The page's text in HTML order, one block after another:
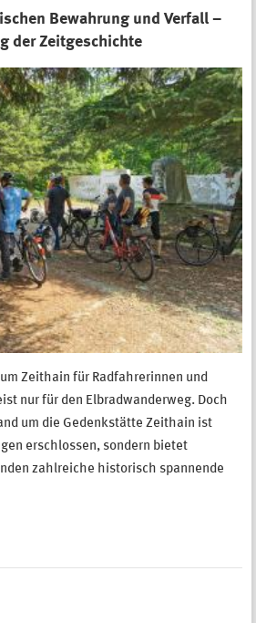
Bewahrung und Verfall –
der Zeitgeschichte
Zeithain für Radfahrerinnen und
nur für den Elbradwanderweg. Doch
um die Gedenkstätte Zeithain ist
erschlossen, sondern bietet
zahlreiche historisch spannende